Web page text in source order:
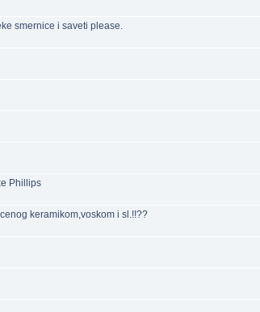
smernice i saveti please.
Phillips
keramikom,voskom i sl.!!??